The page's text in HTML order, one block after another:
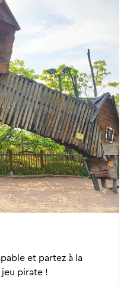
et partez à la
pirate !